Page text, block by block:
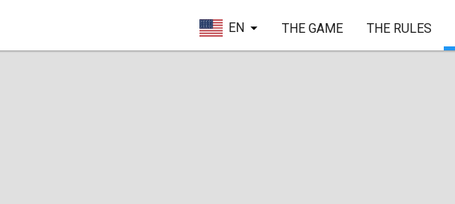
EN THE GAME THE RULES